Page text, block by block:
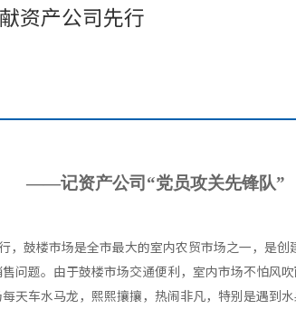
资产公司先行
——记资产公司“党员攻关先锋队”
鼓楼市场是全市最大的室内农贸市场之一，是创
问题。由于鼓楼市场交通便利，室内市场不怕风
天车水马龙，熙熙攘攘，热闹非凡，特别是遇到